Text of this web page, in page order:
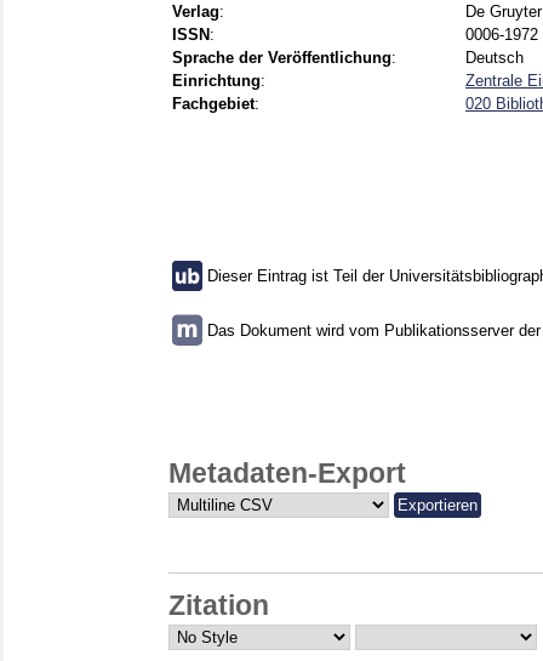
Verlag:
De
ISSN :
0006-
Sprache der Veröffentlichung:
Deutsch
Einrichtung:
Zentrale
Fachgebiet: 020
Dieser Eintrag ist Teil der
Das Dokument wird vom Publikationsserver
Metadaten-Export
Zitation